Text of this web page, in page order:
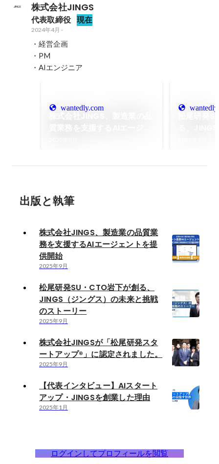
株式会社JINGS
代表取締役 現在
2024年4月 -
・経営企画
・PM
・AIエンジニア
wantedly.com
出版と執筆
株式会社JINGS、製造業の品質業
務を支援するAIエージェントを提
供開始
2025年9月
松尾研発SU・CTO岩下が創る、
JINGS（ジングス）の未来と挑戦
のストーリー
2025年9月
株式会社JINGSが「松尾研発スタ
ートアップ®︎」に認定されました。
2025年9月
【代表インタビュー】AIスタート
アップ・JINGSを創業した理由
2025年1月
ログインしてプロフィールを閲覧